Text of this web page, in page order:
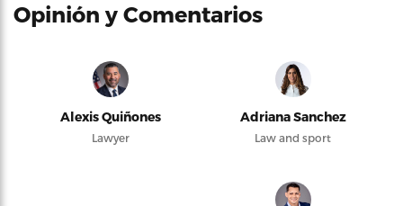
Opinión y Comentarios
Alexis Quiñones
Lawyer
Adriana Sanchez
Law and sport